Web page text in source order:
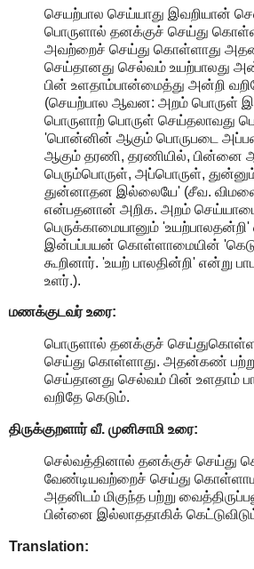
செயற்பால செய்யாது இவறியான்
பொருளால் தனக்குச் செய்து
அவற்றைச் செய்து கொள்ளாது
செய்தானது செல்வம் உயற்பாலது
பின் உளதாம்பான்மைத்து அன்றி
(செயற்பால ஆவன: அறம் பொருள்
பொருளாற் பொருள் செய்தலாவது
'பொன்னின் ஆகும் பொருபடை
ஆகும் தரணி, தரணியில், பின்னை
பெரும்பொருள், அப்பொருள்,
துன்னாதன இல்லையே' (சீவ.
என்பதனான் அறிக. அறம்
பெருக்காமையானும் 'உயற்பாலதன்றி'
இன்பப்பயன் கொள்ளாமையின்
கூறினார். 'உயற் பாலதின்றி' என்று
உளர்.).
மணக்குடவர் உரை:
பொருளால் தனக்குச்
செய்து கொள்ளாது. அதன்கண்
செய்தானது செல்வம் பின் உளதாம்
வறிதே கெடும்.
திருக்குறளார் வீ. முனிசாமி உரை:
செல்வத்தினால் தனக்குச் செய்து
வேண்டியவற்றைச் செய்து
அதனிடம் மிகுந்த பற்று
பின்னை இல்லாததாகிக்
Translation: